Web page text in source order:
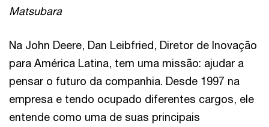
Matsubara
Na John Deere, Dan Leibfried, Diretor de Inovação
para América Latina, tem uma missão: ajudar a
pensar o futuro da companhia. Desde 1997 na
empresa e tendo ocupado diferentes cargos, ele
entende como uma de suas principais